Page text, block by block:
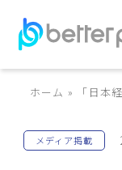
ホーム »
「日本
メディア掲載